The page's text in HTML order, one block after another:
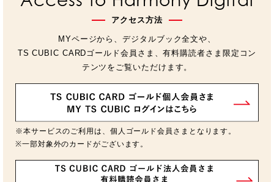
アクセス方法
MYページから、デジタルブック全文や、
TS CUBIC CARDゴールド会員さま、有料購読者さま限定コン
テンツをご覧いただけます。
※本サービスのご利用は、個人ゴールド会員さまとなります。
※一部対象外のカードがございます。